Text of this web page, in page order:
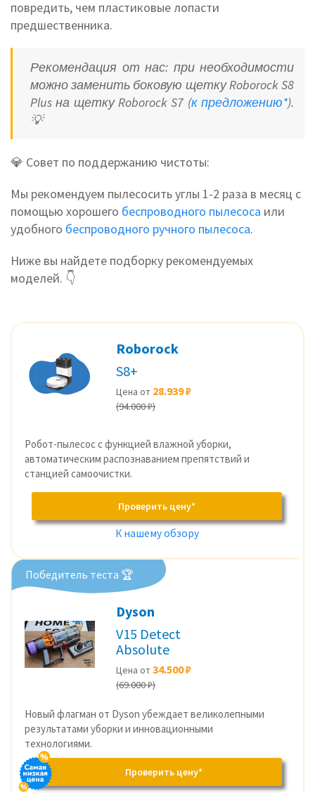
повредить, чем пластиковые лопасти
предшественника.
Рекомендация от нас: при необходимости
можно заменить боковую щетку Roborock S8
Plus на щетку Roborock S7 (к предложению*).
💡
💎 Совет по поддержанию чистоты:
Мы рекомендуем пылесосить углы 1-2 раза в месяц с
помощью хорошего беспроводного пылесоса или
удобного беспроводного ручного пылесоса.
Ниже вы найдете подборку рекомендуемых
моделей. 👇
Roborock
S8+
Цена от 28.939 ₽
(94.000 ₽)
Робот-пылесос с функцией влажной уборки,
автоматическим распознаванием препятствий и
станцией самоочистки.
Проверить цену*
К нашему обзору
Победитель теста 🏆
Dyson
V15 Detect
Absolute
Цена от34.500 ₽
(69.000 ₽)
Новый флагман от Dyson убеждает великолепными
результатами уборки и инновационными
технологиями.
Проверить цену*